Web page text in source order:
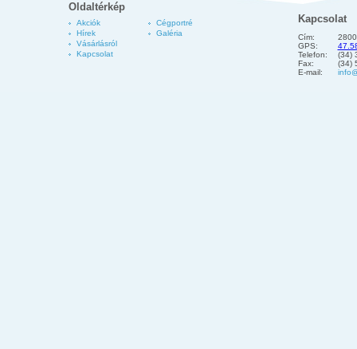
Oldaltérkép
Akciók
Hírek
Vásárlásról
Kapcsolat
Cégportré
Galéria
Kapcsolat
Cím:
GPS:
Telefon:
(34)
Fax:
(34)
E-mail: